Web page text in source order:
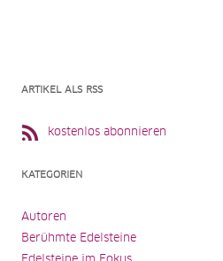
ARTIKEL ALS RSS
kostenlos abonnieren
KATEGORIEN
Autoren
Berühmte Edelsteine